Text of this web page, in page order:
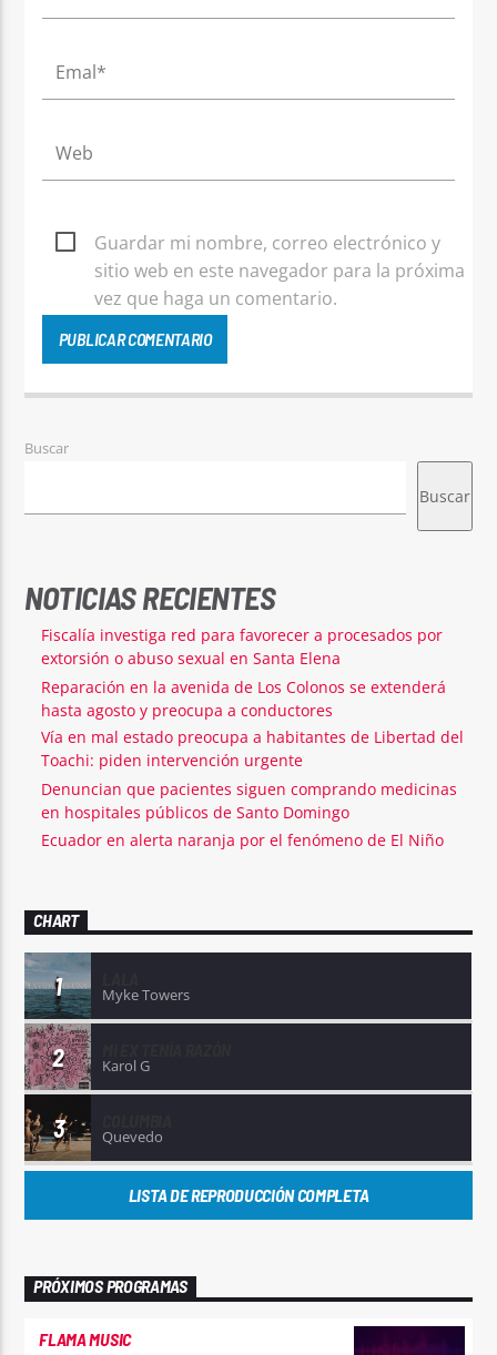
Guardar mi nombre, correo electrónico y
sitio web en este navegador para la próxima
vez que haga un comentario.
Buscar
Buscar
NOTICIAS RECIENTES
Fiscalía investiga red para favorecer a procesados por
extorsión o abuso sexual en Santa Elena
Reparación en la avenida de Los Colonos se extenderá
hasta agosto y preocupa a conductores
Vía en mal estado preocupa a habitantes de Libertad del
Toachi: piden intervención urgente
Denuncian que pacientes siguen comprando medicinas
en hospitales públicos de Santo Domingo
Ecuador en alerta naranja por el fenómeno de El Niño
CHART
1 Myke Towers
2 Karol G
3 Quevedo
LISTA DE REPRODUCCIÓN COMPLETA
PRÓXIMOS PROGRAMAS
FLAMA MUSIC